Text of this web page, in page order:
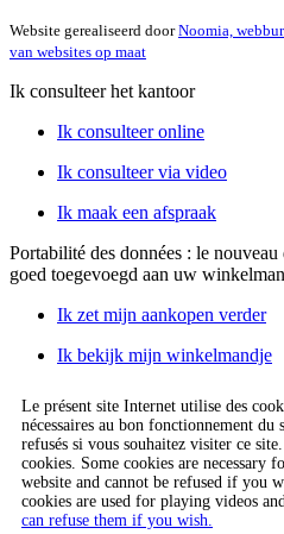
Website gerealiseerd doorNoomia,
van websites op maat
Ik consulteer het kantoor
Ik consulteer online
Ik consulteer via video
Ik maak een afspraak
Portabilité des données : le
goed toegevoegd aan uw
Ik zet mijn aankopen verder
Ik bekijk mijn winkelmandje
Le présent site Internet utilise des
nécessaires au bon fonctionnement
refusés si vous souhaitez visiter ce
cookies. Some cookies are
website and cannot be refused if you
cookies are used for playing videos
can refuse them if you wish.